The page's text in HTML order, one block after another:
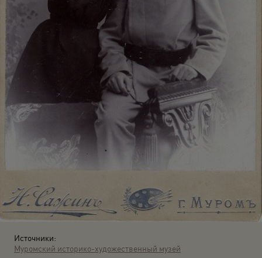
Источники:
Муромский историко-художественный музей